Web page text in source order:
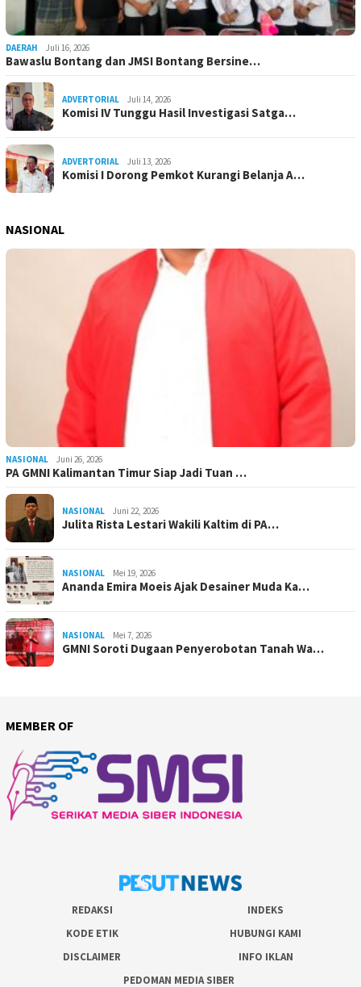
DAERAH Juli 16, 2026
Bawaslu Bontang dan JMSI Bontang Bersine…
ADVERTORIAL Juli 14, 2026
Komisi IV Tunggu Hasil Investigasi Satga…
ADVERTORIAL Juli 13, 2026
Komisi I Dorong Pemkot Kurangi Belanja A…
NASIONAL
NASIONAL Juni 26, 2026
PA GMNI Kalimantan Timur Siap Jadi Tuan …
NASIONAL Juni 22, 2026
Julita Rista Lestari Wakili Kaltim di PA…
NASIONAL Mei 19, 2026
Ananda Emira Moeis Ajak Desainer Muda Ka…
NASIONAL Mei 7, 2026
GMNI Soroti Dugaan Penyerobotan Tanah Wa…
MEMBER OF
REDAKSI
INDEKS
KODE ETIK
HUBUNGI KAMI
DISCLAIMER
INFO IKLAN
PEDOMAN MEDIA SIBER